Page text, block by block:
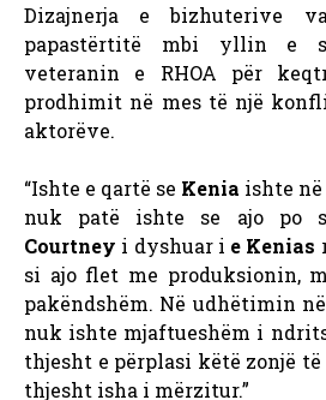
Dizajnerja e bizhuterive
papastërtitë mbi yllin e
veteranin e RHOA për
prodhimit në mes të një
aktorëve.
“Ishte e qartë se Kenia ishte në
nuk patë ishte se ajo po
Courtney i dyshuar i e Kenias
si ajo flet me produksionin,
pakëndshëm. Në udhëtimin
nuk ishte mjaftueshëm i
thjesht e përplasi këtë zonjë
thjesht isha i mërzitur.”